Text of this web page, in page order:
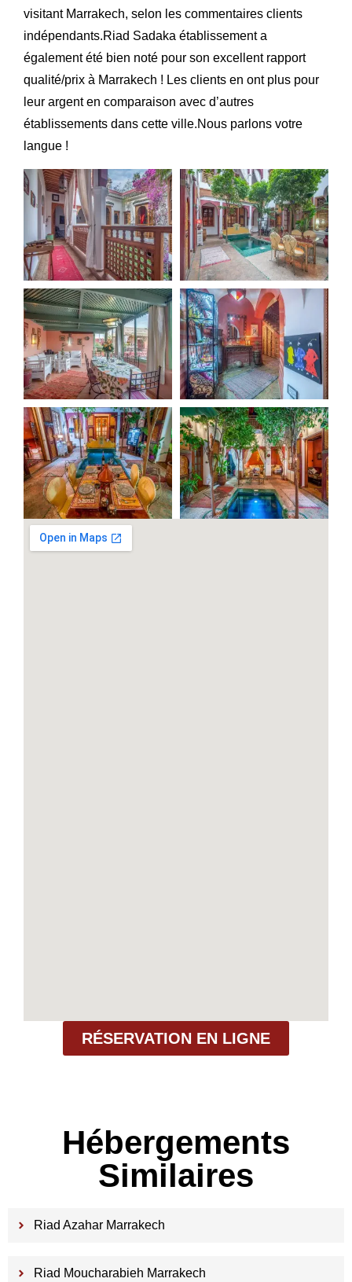
visitant Marrakech, selon les commentaires clients
indépendants.Riad Sadaka établissement a
également été bien noté pour son excellent rapport
qualité/prix à Marrakech ! Les clients en ont plus pour
leur argent en comparaison avec d’autres
établissements dans cette ville.Nous parlons votre
langue !
RÉSERVATION EN LIGNE
Hébergements
Similaires
Riad Azahar Marrakech
Riad Moucharabieh Marrakech